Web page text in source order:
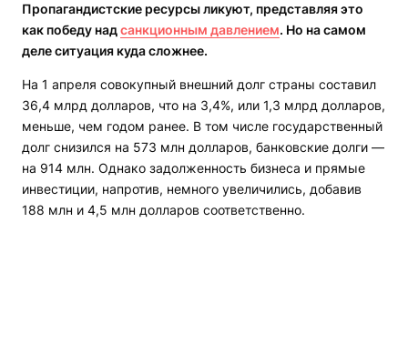
Пропагандистские ресурсы ликуют, представляя это
как победу надсанкционным давлением. Но на самом
деле ситуация куда сложнее.
На 1 апреля совокупный внешний долг страны составил
36,4 млрд долларов, что на 3,4%, или 1,3 млрд долларов,
меньше, чем годом ранее. В том числе государственный
долг снизился на 573 млн долларов, банковские долги —
на 914 млн. Однако задолженность бизнеса и прямые
инвестиции, напротив, немного увеличились, добавив
188 млн и 4,5 млн долларов соответственно.